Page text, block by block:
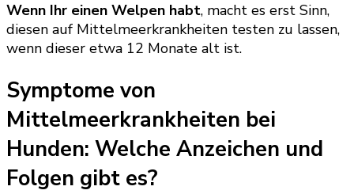
Wenn Ihr einen Welpen habt, macht es erst Sinn,
diesen auf Mittelmeerkrankheiten testen zu lassen,
wenn dieser etwa 12 Monate alt ist.
Symptome von
Mittelmeerkrankheiten bei
Hunden: Welche Anzeichen und
Folgen gibt es?